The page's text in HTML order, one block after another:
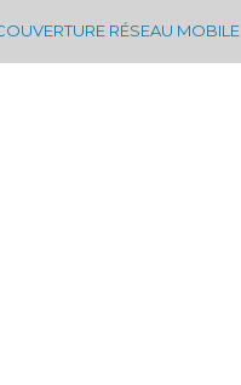
RÉSEAU MOBILE